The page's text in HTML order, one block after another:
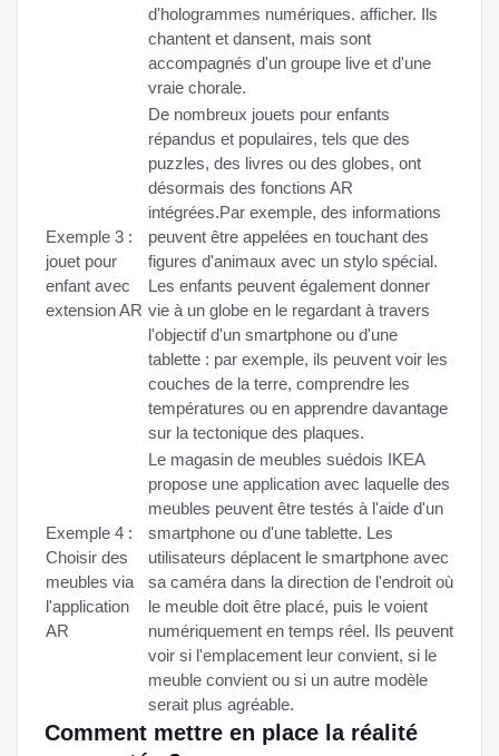
d'hologrammes numériques. afficher. Ils
chantent et dansent, mais sont
accompagnés d'un groupe live et d'une
vraie chorale.
Exemple 3 :
jouet pour
enfant avec
extension AR
De nombreux jouets pour enfants
répandus et populaires, tels que des
puzzles, des livres ou des globes, ont
désormais des fonctions AR
intégrées.Par exemple, des informations
peuvent être appelées en touchant des
figures d'animaux avec un stylo spécial.
Les enfants peuvent également donner
vie à un globe en le regardant à travers
l'objectif d'un smartphone ou d'une
tablette : par exemple, ils peuvent voir les
couches de la terre, comprendre les
températures ou en apprendre davantage
sur la tectonique des plaques.
Exemple 4 :
Choisir des
meubles via
l'application
AR
Le magasin de meubles suédois IKEA
propose une application avec laquelle des
meubles peuvent être testés à l'aide d'un
smartphone ou d'une tablette. Les
utilisateurs déplacent le smartphone avec
sa caméra dans la direction de l'endroit où
le meuble doit être placé, puis le voient
numériquement en temps réel. Ils peuvent
voir si l'emplacement leur convient, si le
meuble convient ou si un autre modèle
serait plus agréable.
Comment mettre en place la réalité